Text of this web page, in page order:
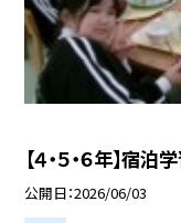
【４・５・６年】宿
公開日 2026/06/03